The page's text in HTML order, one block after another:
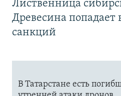
Лиственница
Древесина попадает
санкций